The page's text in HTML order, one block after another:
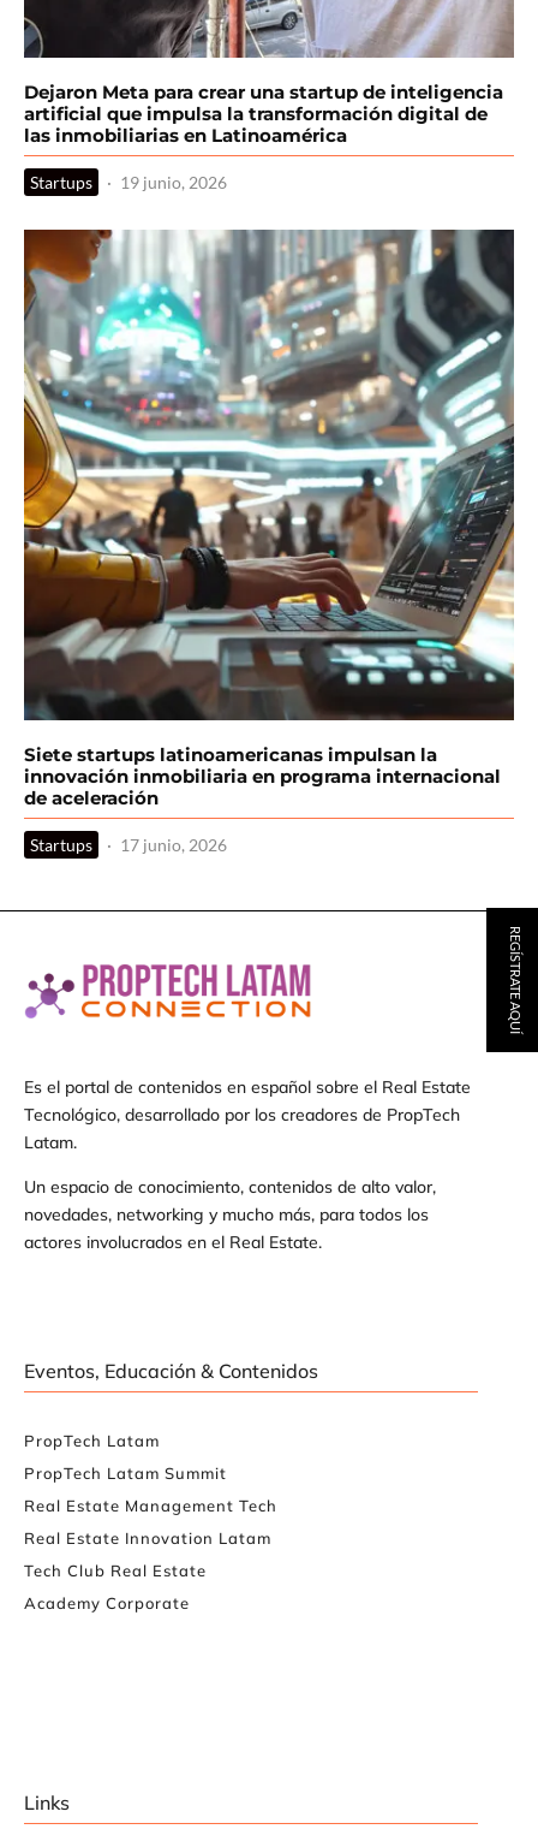
Dejaron Meta para crear una startup de inteligencia
artificial que impulsa la transformación digital de
las inmobiliarias en Latinoamérica
Startups · 19 junio, 2026
Siete startups latinoamericanas impulsan la
innovación inmobiliaria en programa internacional
de aceleración
Startups · 17 junio, 2026
Es el portal de contenidos en español sobre el Real Estate
Tecnológico, desarrollado por los creadores de PropTech
Latam.
Un espacio de conocimiento, contenidos de alto valor,
novedades, networking y mucho más, para todos los
actores involucrados en el Real Estate.
Eventos, Educación & Contenidos
PropTech Latam
PropTech Latam Summit
Real Estate Management Tech
Real Estate Innovation Latam
Tech Club Real Estate
Academy Corporate
Links
REGÍSTRATE AQUÍ